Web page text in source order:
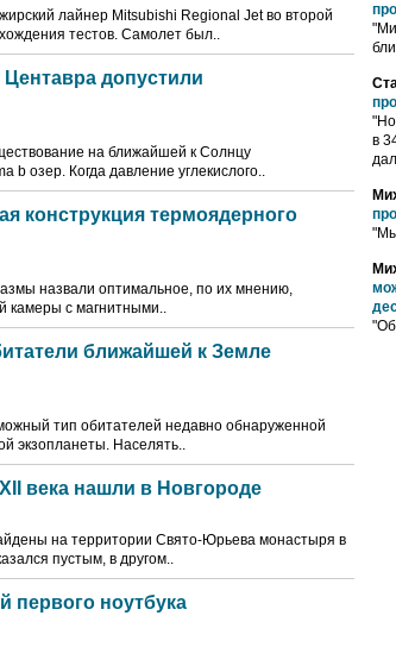
лайнер Mitsubishi Regional Jet во второй
тестов. Самолет был..
допустили
на ближайшей к Солнцу
b озер. Когда давление углекислого..
конструкция термоядерного
назвали оптимальное, по их мнению,
камеры с магнитными..
ближайшей к Земле
тип обитателей недавно обнаруженной
экзопланеты. Населять..
века нашли в Новгороде
на территории Свято-Юрьева монастыря в
пустым, в другом..
первого ноутбука
в